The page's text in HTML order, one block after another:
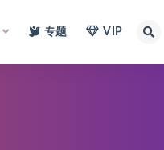
专题 VIP